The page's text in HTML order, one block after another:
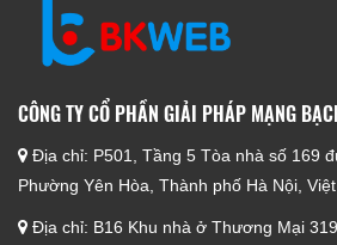
CÔNG TY CỔ PHẦN GIẢI PHÁP MẠNG
Địa chỉ: P501, Tầng 5 Tòa nhà số 169
Phường Yên Hòa, Thành phố Hà Nội, Việt
Địa chỉ: B16 Khu nhà ở Thương Mại